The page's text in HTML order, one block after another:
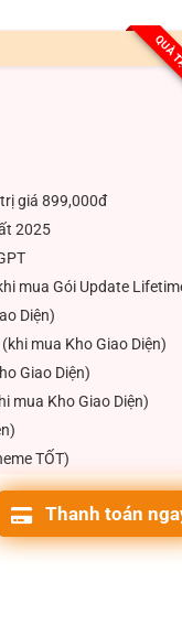
QUÀ
giá 899,000đ
2025
mua Gói Update
Diện)
mua Kho Giao Diện)
Giao Diện)
mua Kho Giao Diện)
TỐT)
Thanh toán